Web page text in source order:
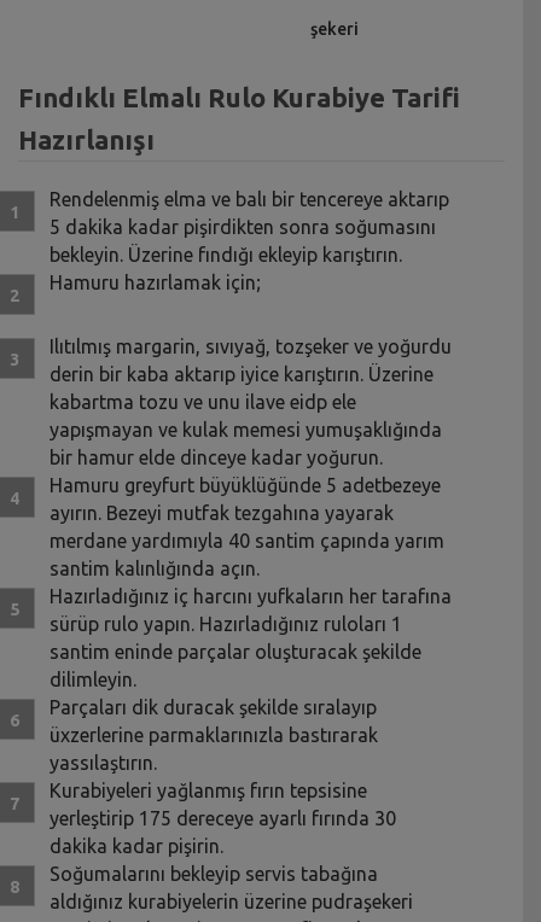
şekeri
Fındıklı Elmalı Rulo Kurabiye Tarifi
Hazırlanışı
Rendelenmiş elma ve balı bir tencereye aktarıp
5 dakika kadar pişirdikten sonra soğumasını
bekleyin. Üzerine fındığı ekleyip karıştırın.
Hamuru hazırlamak için;
Ilıtılmış margarin, sıvıyağ, tozşeker ve yoğurdu
derin bir kaba aktarıp iyice karıştırın. Üzerine
kabartma tozu ve unu ilave eidp ele
yapışmayan ve kulak memesi yumuşaklığında
bir hamur elde dinceye kadar yoğurun.
Hamuru greyfurt büyüklüğünde 5 adetbezeye
ayırın. Bezeyi mutfak tezgahına yayarak
merdane yardımıyla 40 santim çapında yarım
santim kalınlığında açın.
Hazırladığınız iç harcını yufkaların her tarafına
sürüp rulo yapın. Hazırladığınız ruloları 1
santim eninde parçalar oluşturacak şekilde
dilimleyin.
Parçaları dik duracak şekilde sıralayıp
üxzerlerine parmaklarınızla bastırarak
yassılaştırın.
Kurabiyeleri yağlanmış fırın tepsisine
yerleştirip 175 dereceye ayarlı fırında 30
dakika kadar pişirin.
Soğumalarını bekleyip servis tabağına
aldığınız kurabiyelerin üzerine pudraşekeri